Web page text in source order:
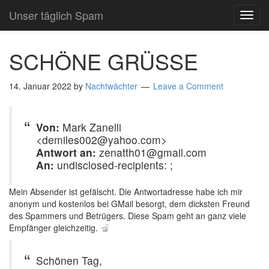
Unser täglich Spam
SCHÖNE GRÜSSE
14. Januar 2022 by Nachtwächter Leave a Comment
Von: Mark Zanelli
<demiles002@yahoo.com>
Antwort an: zenatth01@gmail.com
An: undisclosed-recipients: ;
Mein Absender ist gefälscht. Die Antwortadresse habe ich mir
anonym und kostenlos bei GMail besorgt, dem dicksten Freund
des Spammers und Betrügers. Diese Spam geht an ganz viele
Empfänger gleichzeitig.
Schönen Tag,